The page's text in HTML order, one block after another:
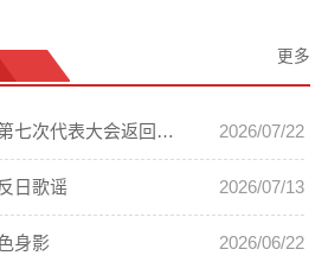
更多
魏拯民参加共产国际第七次代表大会返回东北 2026/07/22
日歌谣 2026/07/13
身影 2026/06/22